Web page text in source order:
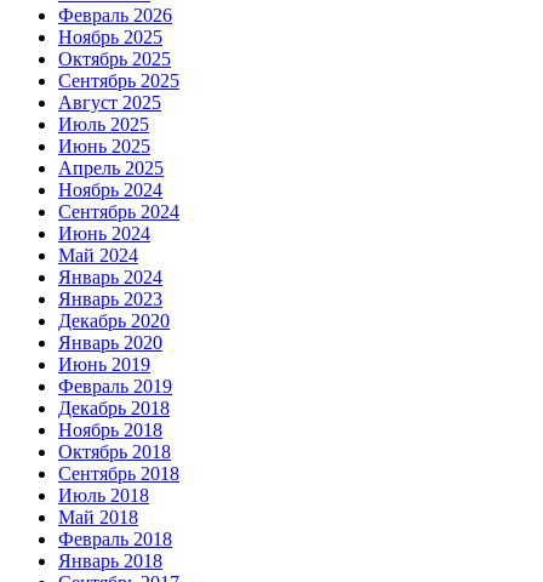
Февраль 2026
Ноябрь 2025
Октябрь 2025
Сентябрь 2025
Август 2025
Июль 2025
Июнь 2025
Апрель 2025
Ноябрь 2024
Сентябрь 2024
Июнь 2024
Май 2024
Январь 2024
Январь 2023
Декабрь 2020
Январь 2020
Июнь 2019
Февраль 2019
Декабрь 2018
Ноябрь 2018
Октябрь 2018
Сентябрь 2018
Июль 2018
Май 2018
Февраль 2018
Январь 2018